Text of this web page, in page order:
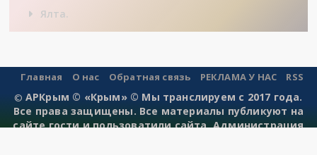
Ялта.
Главная О нас Обратная связь РЕКЛАМА У НАС
RSS
© АРКрым © «Крым» © Мы транслируем с 2017 года.
Все права защищены. Все материалы публикуют на
сайте гости и пользоватили сайта. Администрация